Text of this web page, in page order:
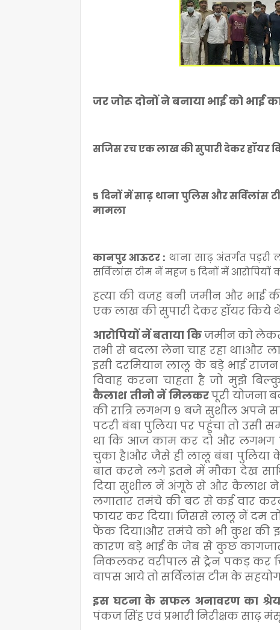
जर जोरू दोनों ने बनाया भाई को भाई का
सजिस रच एक लाख की सुपारी देकर हॉयर
5 दिनों में साढ़ थाना पुलिस और सर्विलांस
मामला
कानपुर आऊटर : थाना साढ़ अंतर्गत
सर्विलांस टीम नें महज 5 दिनों में
हत्या की वजह बनी जमीन और भाई
एक लाख की सुपारी देकर हॉयर किये
आरोपियों नें बताया किजमीन को लेकर
तभी से बदला लेना चाह रहा था।और
इसी दरमियान लालू के बड़े भाई
विवाह करना चाहता है जो मुझे
कैलाश तीनो नें मिलकरपूरी योजना
की रात्रि लगभग 9 बजे सुशील अपने
पटरी बंबा पुलिया पर पहुंचा तो उसी
था कि आज काम कर दो और लगभग
चुका है।और जैसे ही लालू बंबा पुलिया
बात करने लगे इतने में मौका देख
दिया सुशील नें अंगूठे से और कैलाश
लगातार तमंचे की बट से कई वार
फायर कर दिया। जिससे लालू नें दम
फेंक दिया।और तमंचे को भी कुश की
कारण बड़े भाई के जेब से कुछ
निकलकर वरीपाल से ट्रेन पकड़ कर
वापस आये तो सर्विलांस टीम के
इस घटना के सफल अनावरण का श्रेय
पंकज सिंह एवं प्रभारी निरीक्षक साढ़